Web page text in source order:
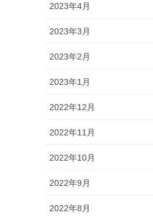
2023年4月
2023年3月
2023年2月
2023年1月
2022年12月
2022年11月
2022年10月
2022年9月
2022年8月